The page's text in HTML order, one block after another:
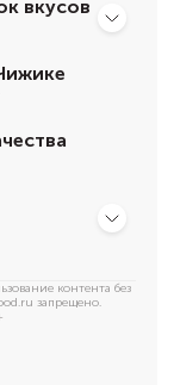
вкусов
контента без
запрещено.